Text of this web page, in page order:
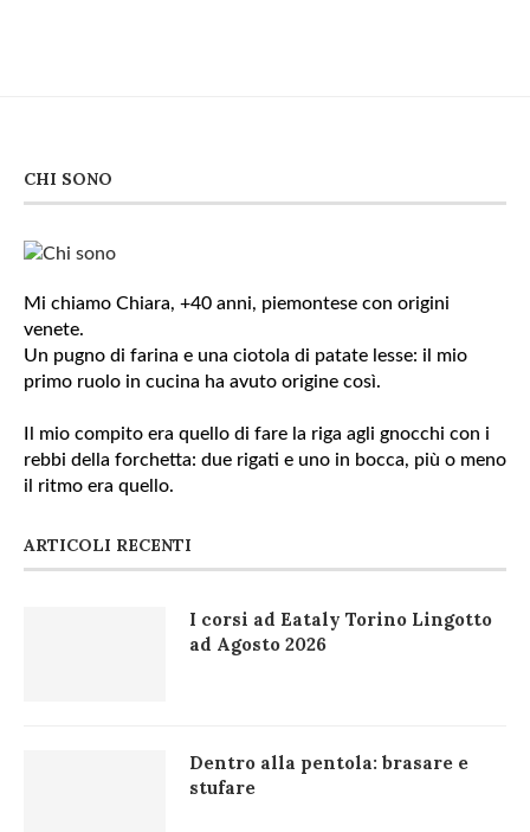
CHI SONO
Mi chiamo Chiara, +40 anni, piemontese con origini
venete.
Un pugno di farina e una ciotola di patate lesse: il mio
primo ruolo in cucina ha avuto origine così.
Il mio compito era quello di fare la riga agli gnocchi con i
rebbi della forchetta: due rigati e uno in bocca, più o meno
il ritmo era quello.
ARTICOLI RECENTI
I corsi ad Eataly Torino Lingotto
ad Agosto 2026
Dentro alla pentola: brasare e
stufare